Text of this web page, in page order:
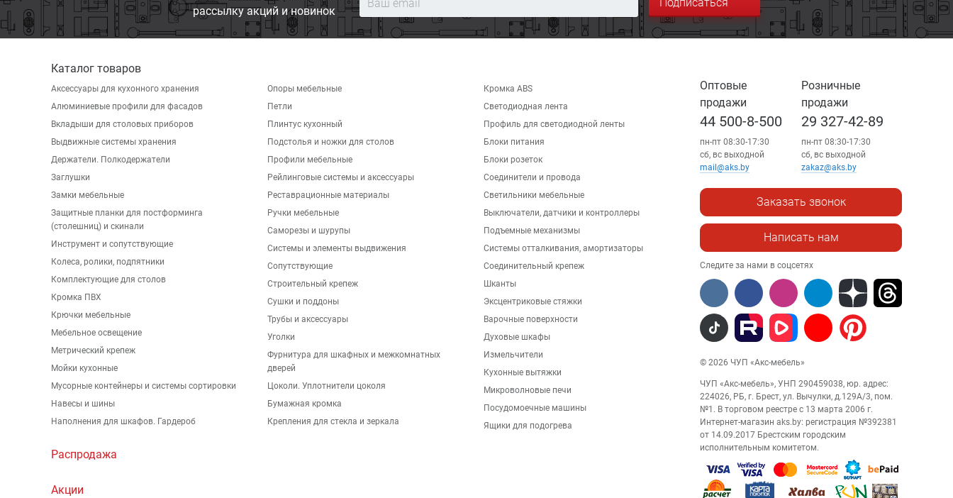
рассылку акций и новинок
Каталог товаров
Аксессуары для кухонного хранения
Алюминиевые профили для фасадов
Вкладыши для столовых приборов
Выдвижные системы хранения
Держатели. Полкодержатели
Заглушки
Замки мебельные
Защитные планки для постформинга
(столешниц) и скинали
Инструмент и сопутствующие
Колеса, ролики, подпятники
Комплектующие для столов
Кромка ПВХ
Крючки мебельные
Мебельное освещение
Метрический крепеж
Мойки кухонные
Мусорные контейнеры и системы сортировки
Навесы и шины
Наполнения для шкафов. Гардероб
Опоры мебельные
Петли
Плинтус кухонный
Подстолья и ножки для столов
Профили мебельные
Рейлинговые системы и аксессуары
Реставрационные материалы
Ручки мебельные
Саморезы и шурупы
Системы и элементы выдвижения
Сопутствующие
Строительный крепеж
Сушки и поддоны
Трубы и аксессуары
Уголки
Фурнитура для шкафных и межкомнатных
дверей
Цоколи. Уплотнители цоколя
Бумажная кромка
Крепления для стекла и зеркала
Кромка ABS
Светодиодная лента
Профиль для светодиодной ленты
Блоки питания
Блоки розеток
Соединители и провода
Светильники мебельные
Выключатели, датчики и контроллеры
Подъемные механизмы
Системы отталкивания, амортизаторы
Соединительный крепеж
Шканты
Эксцентриковые стяжки
Варочные поверхности
Духовые шкафы
Измельчители
Кухонные вытяжки
Микроволновые печи
Посудомоечные машины
Ящики для подогрева
Распродажа
Акции
Оптовые
продажи
44 500-8-500
пн-пт 08:30-17:30
сб, вс выходной
mail@aks.by
Розничные
продажи
29 327-42-89
пн-пт 08:30-17:30
сб, вс выходной
zakaz@aks.by
Заказать звонок
Написать нам
Следите за нами в соцсетях
© 2026 ЧУП «Акс-мебель»
ЧУП «Акс-мебель», УНП 290459038, юр. адрес:
224026, РБ, г. Брест, ул. Вычулки, д.129А/3, пом.
№1. В торговом реестре с 13 марта 2006 г.
Интернет-магазин aks.by: регистрация №392381
от 14.09.2017 Брестским городским
исполнительным комитетом.